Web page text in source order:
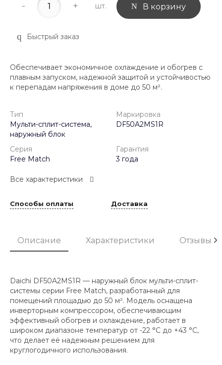
- + шт. В корзину
Быстрый заказ
Обеспечивает экономичное охлаждение и обогрев с
плавным запуском, надежной защитой и устойчивостью
к перепадам напряжения в доме до 50 м².
Тип
Мульти-сплит-система,
наружный блок
Маркировка
DF50A2MS1R
Серия
Free Match
Гарантия
3 года
Все характеристики
Способы оплаты Доставка
Описание Характеристики Отзывы
Daichi DF50A2MS1R — наружный блок мульти-сплит-
системы серии Free Match, разработанный для
помещений площадью до 50 м². Модель оснащена
инверторным компрессором, обеспечивающим
эффективный обогрев и охлаждение, работает в
широком диапазоне температур от -22 °C до +43 °C,
что делает её надежным решением для
круглогодичного использования.